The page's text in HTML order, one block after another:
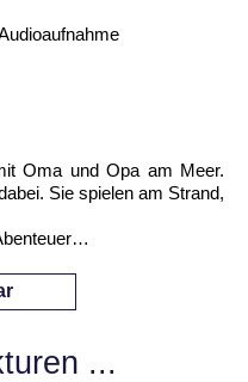
Oma und Opa am Meer.
Sie spielen am Strand,
...